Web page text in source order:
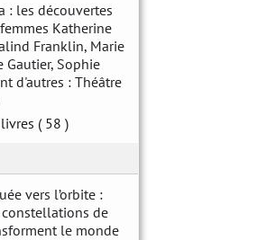
: les découvertes
Katherine
Franklin, Marie
Gautier, Sophie
d'autres : Théâtre
( 58 )
vers l’orbite :
de
le monde